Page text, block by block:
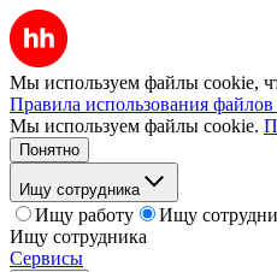
Мы используем файлы cookie,
Правила использования
Мы используем файлы cookie.
Понятно
Ищу сотрудника
Ищу работу
Ищу
Ищу сотрудника
Сервисы